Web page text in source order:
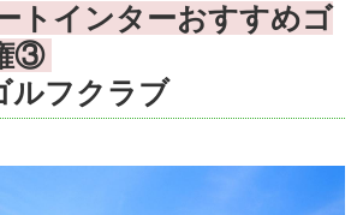
トインターおすすめゴ
③
ルフクラブ